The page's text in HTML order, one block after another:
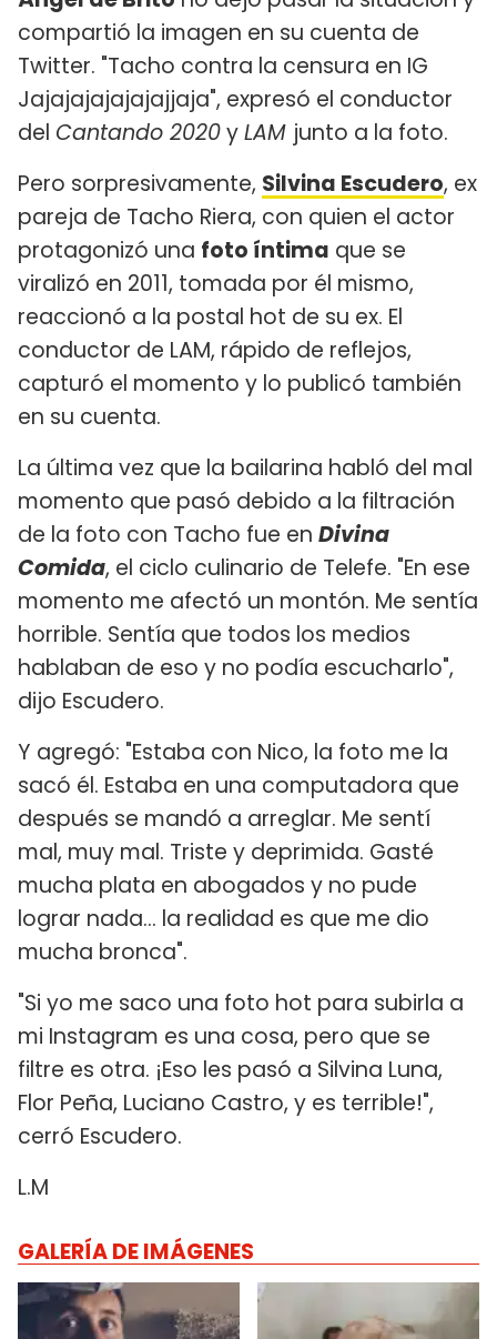
compartió la imagen en su cuenta de
Twitter. "Tacho contra la censura en IG
Jajajajajajajajjaja", expresó el conductor
del Cantando 2020yLAM junto a la foto.
Pero sorpresivamente, Silvina Escudero, ex
pareja de Tacho Riera, con quien el actor
protagonizó una foto íntima que se
viralizó en 2011, tomada por él mismo,
reaccionó a la postal hot de su ex. El
conductor de LAM, rápido de reflejos,
capturó el momento y lo publicó también
en su cuenta.
La última vez que la bailarina habló del mal
momento que pasó debido a la filtración
de la foto con Tacho fue en Divina
Comida, el ciclo culinario de Telefe. "En ese
momento me afectó un montón. Me sentía
horrible. Sentía que todos los medios
hablaban de eso y no podía escucharlo",
dijo Escudero.
Y agregó: "Estaba con Nico, la foto me la
sacó él. Estaba en una computadora que
después se mandó a arreglar. Me sentí
mal, muy mal. Triste y deprimida. Gasté
mucha plata en abogados y no pude
lograr nada... la realidad es que me dio
mucha bronca".
"Si yo me saco una foto hot para subirla a
mi Instagram es una cosa, pero que se
filtre es otra. ¡Eso les pasó a Silvina Luna,
Flor Peña, Luciano Castro, y es terrible!",
cerró Escudero.
L.M
GALERÍA DE IMÁGENES